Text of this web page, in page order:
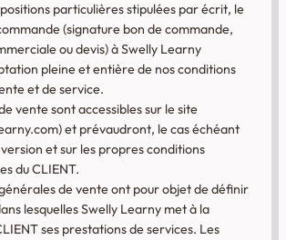
particulières stipulées par écrit, le
(signature bon de commande,
ou devis) à Swelly Learny
pleine et entière de nos conditions
et de service.
vente sont accessibles sur le site
et prévaudront, le cas échéant
et sur les propres conditions
du CLIENT.
de vente ont pour objet de définir
lesquelles Swelly Learny met à la
ses prestations de services. Les